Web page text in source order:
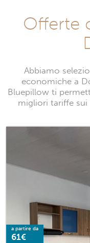
Offerte
Abbiamo
economiche a
Bluepillow ti
migliori tariffe sui
a partire da
61€